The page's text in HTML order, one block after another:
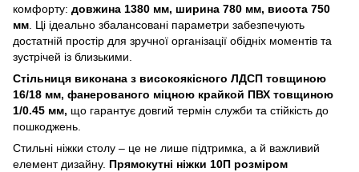
комфорту: довжина 1380 мм, ширина 780 мм, висота 750
мм . Ці ідеально збалансовані параметри забезпечують
достатній простір для зручної організації обідніх моментів та
зустрічей із близькими.
Стільниця виконана з високоякісного ЛДСП товщиною
16/18 мм, фанерованого міцною крайкой ПВХ товщиною
1/0.45 мм, що гарантує довгий термін служби та стійкість до
пошкоджень.
Стильні ніжки столу – це не лише підтримка, а й важливий
елемент дизайну. Прямокутні ніжки 10П розміром